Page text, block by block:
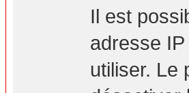
Il est
adresse
utiliser. Le